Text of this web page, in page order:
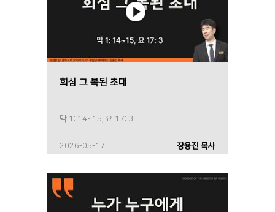
회심 그 복된 초대
막 1: 14~15, 요 17: 3
2026-05-17 장용진 목사